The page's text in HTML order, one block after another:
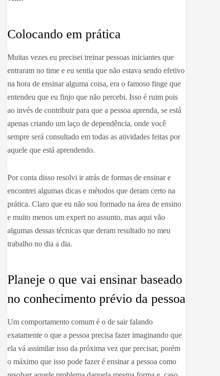
Colocando em prática
Muitas vezes eu precisei treinar pessoas iniciantes que
entraram no time e eu sentia que não estava sendo efetivo
na hora de ensinar alguma coisa, era o famoso finge que
entendeu que eu finjo que não percebi. Isso é ruim pois
ao invés de contribuir para que a pessoa aprenda, se está
apenas criando um laço de dependência, onde você
sempre será consultado em todas as atividades feitas por
aquele que está aprendendo.
Por conta disso resolvi ir atrás de formas de ensinar e
encontrei algumas dicas e métodos que deram certo na
prática. Claro que eu não sou formado na área de ensino
e muito menos um expert no assunto, mas aqui vão
algumas dessas técnicas que deram resultado no meu
trabalho no dia a dia.
Planeje o que vai ensinar baseado
no conhecimento prévio da pessoa
Um comportamento comum é o de sair falando
exatamente o que a pessoa precisa fazer imaginando que
ela vá assimilar isso da próxima vez que precisar, porém
o máximo que isso pode fazer é ensinar a pessoa como